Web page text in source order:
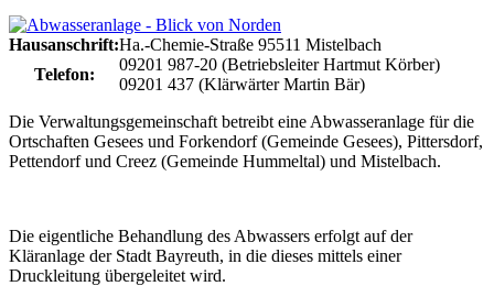
Hausanschrift:Ha.-Chemie-Straße 95511 Mistelbach
Telefon:
09201 987-20 (Betriebsleiter Hartmut Körber)
09201 437 (Klärwärter Martin Bär)
Die Verwaltungsgemeinschaft betreibt eine Abwasseranlage für die
Ortschaften Gesees und Forkendorf (Gemeinde Gesees), Pittersdorf,
Pettendorf und Creez (Gemeinde Hummeltal) und Mistelbach.
Die eigentliche Behandlung des Abwassers erfolgt auf der
Kläranlage der Stadt Bayreuth, in die dieses mittels einer
Druckleitung übergeleitet wird.